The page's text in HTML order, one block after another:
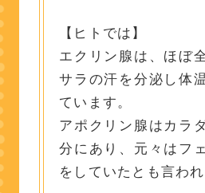
【ヒトでは】
エクリン腺は、ほぼ
サラの汗を分泌し体
ています。
アポクリン腺はカラ
分にあり、元々はフ
をしていたとも言われ